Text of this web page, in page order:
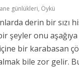
günlükleri, Öykü
derin bir sızı
şeyler onu
bir karabasan
bile zor gelir.